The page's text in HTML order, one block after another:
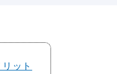
ット